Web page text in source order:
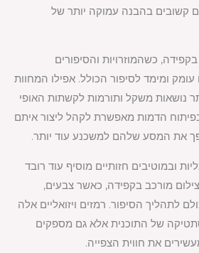
קשובים בהבנה עמוקה יותר של
כשהמוזרויות והסיפורים
עומק ומימד לסיפור הכולל. אפילו המחוות
נושאות משקל ותורמות לקשתות האופי
הדמות מאפשרת לקהל ליצור איתם
את המסע שלהם למשכנע עוד יותר.
ובמוטיבים חזותיים מוסיף עוד רובד
מורכב בקפידה, כאשר צבעים,
לתהליך הסיפור. רמזים ויזואליים אלה
של התוכנית אלא גם מספקים
את חווית הצפייה.